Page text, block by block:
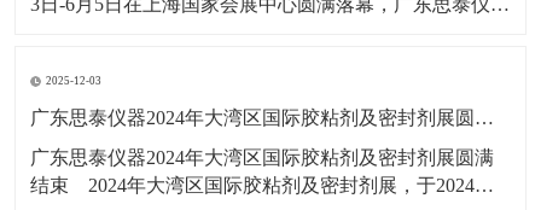
3日-6月5日在上海国家会展中心圆满落幕，广东思泰仪器
2025-12-03
​广东思泰仪器2024年大湾区国际胶粘剂及密封剂展圆满结束​
​广东思泰仪器2024年大湾区国际胶粘剂及密封剂展圆满
结束​ 2024年大湾区国际胶粘剂及密封剂展，于2024年5